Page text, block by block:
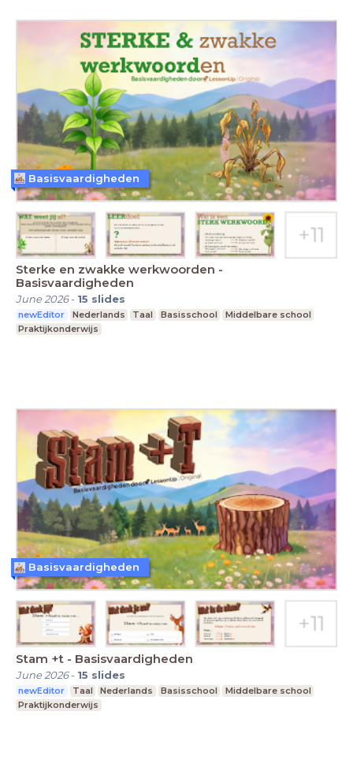
Sterke en zwakke werkwoorden -
Basisvaardigheden
June 2026- 15 slides
newEditor Nederlands Taal Basisschool
Middelbare school
Praktijkonderwijs
Basisvaardigheden
Stam +t - Basisvaardigheden
June 2026- 15 slides
newEditor Taal Nederlands Basisschool
Middelbare school
Praktijkonderwijs
Basisvaardigheden